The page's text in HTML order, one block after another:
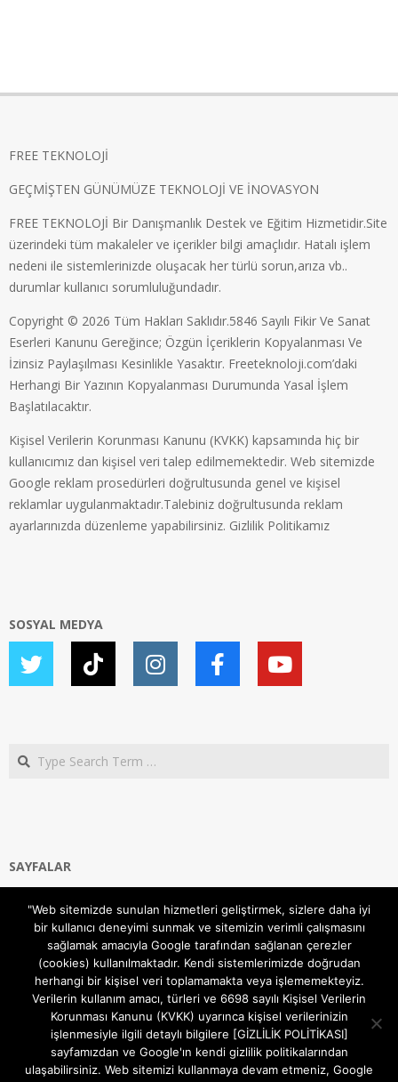
FREE TEKNOLOJİ
GEÇMİŞTEN GÜNÜMÜZE TEKNOLOJİ VE İNOVASYON
FREE TEKNOLOJİ Bir Danışmanlık Destek ve Eğitim Hizmetidir.Site
üzerindeki tüm makaleler ve içerikler bilgi amaçlıdır. Hatalı işlem
nedeni ile sistemlerinizde oluşacak her türlü sorun,arıza vb..
durumlar kullanıcı sorumluluğundadır.
Copyright © 2026 Tüm Hakları Saklıdır.5846 Sayılı Fikir Ve Sanat
Eserleri Kanunu Gereğince; Özgün İçeriklerin Kopyalanması Ve
İzinsiz Paylaşılması Kesinlikle Yasaktır. Freeteknoloji.com’daki
Herhangi Bir Yazının Kopyalanması Durumunda Yasal İşlem
Başlatılacaktır.
Kişisel Verilerin Korunması Kanunu (KVKK) kapsamında hiç bir
kullanıcımız dan kişisel veri talep edilmemektedir. Web sitemizde
Google reklam prosedürleri doğrultusunda genel ve kişisel
reklamlar uygulanmaktadır.Talebiniz doğrultusunda reklam
ayarlarınızda düzenleme yapabilirsiniz. Gizlilik Politikamız
SOSYAL MEDYA
Search
SAYFALAR
Gizlilik ve Çerezler (Cookies) Politikası
Hakkımızda
İletişim Kanalları
MODEM KURULUM
TEKNİK DESTEK
TELEVİZYON SİSTEMLERİ
"Web sitemizde sunulan hizmetleri geliştirmek, sizlere daha iyi
bir kullanıcı deneyimi sunmak ve sitemizin verimli çalışmasını
sağlamak amacıyla Google tarafından sağlanan çerezler
(cookies) kullanılmaktadır. Kendi sistemlerimizde doğrudan
herhangi bir kişisel veri toplamamakta veya işlememekteyiz.
Verilerin kullanım amacı, türleri ve 6698 sayılı Kişisel Verilerin
Korunması Kanunu (KVKK) uyarınca kişisel verilerinizin
işlenmesiyle ilgili detaylı bilgilere [GİZLİLİK POLİTİKASI]
sayfamızdan ve Google'ın kendi gizlilik politikalarından
ulaşabilirsiniz. Web sitemizi kullanmaya devam etmeniz, Google